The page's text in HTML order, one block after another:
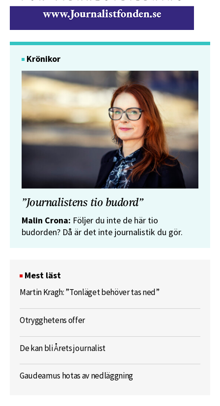
Krönikor
”Journalistens tio budord”
Malin Crona: Följer du inte de här tio
budorden? Då är det inte journalistik du gör.
Mest läst
Martin Kragh: ”Tonläget behöver tas ned”
Otrygghetens offer
De kan bli Årets journalist
Gaudeamus hotas av nedläggning